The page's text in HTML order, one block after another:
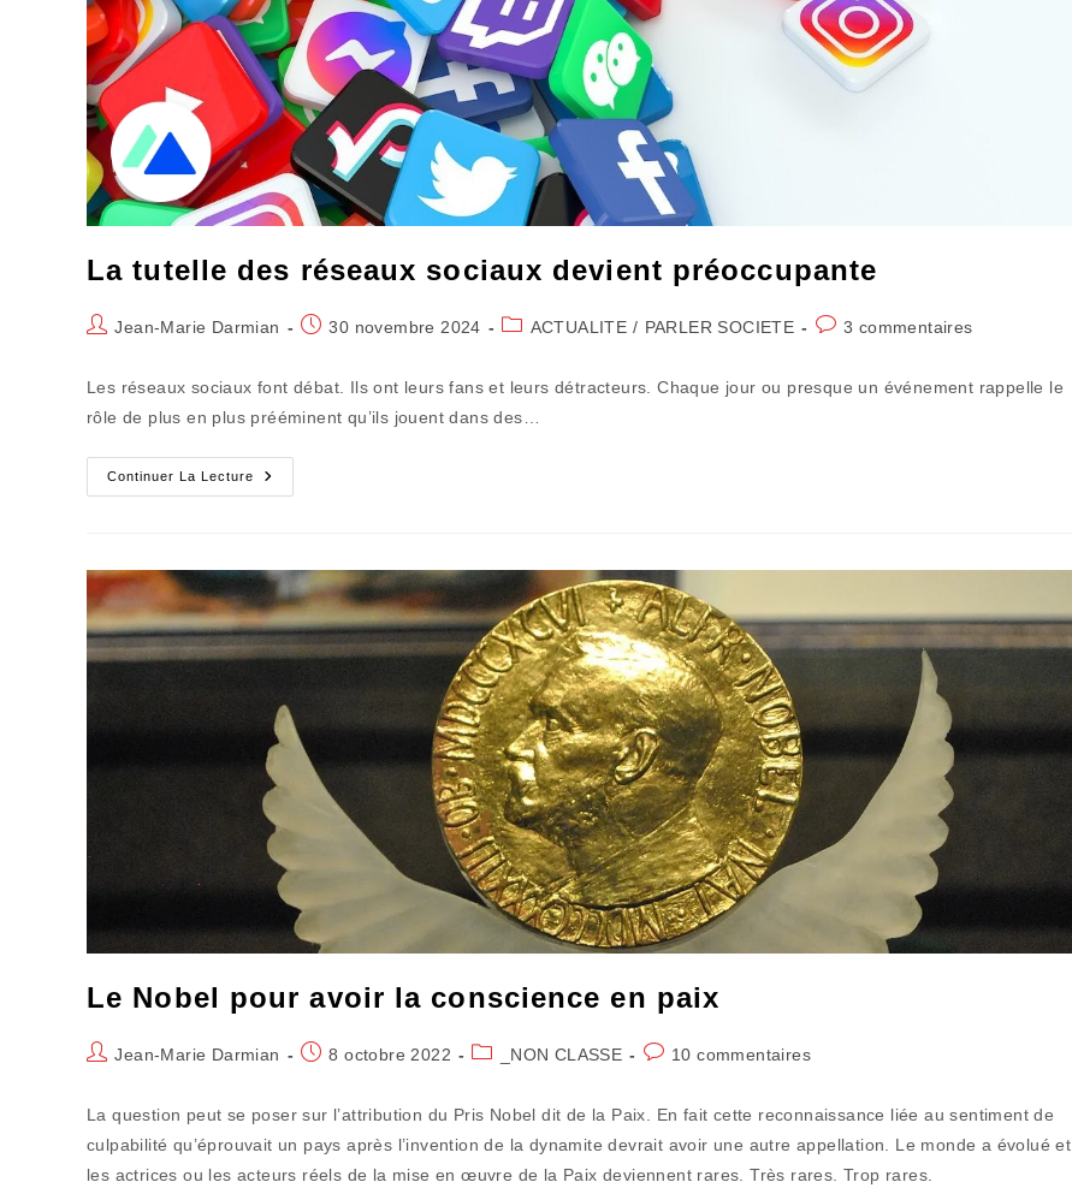
La tutelle des réseaux sociaux devient préoccupante
Auteur/autrice
Jean-Marie Darmian
Publication
30 novembre 2024
PostACTUALITE / PARLER SOCIETE
Commentaires
publication :
3 commentaires
Les réseaux sociaux font débat. Ils ont leurs fans et leurs détracteurs. Chaque jour ou presque un événement rappelle le
rôle de plus en plus prééminent qu’ils jouent dans des…
Continuer La Lecture
La
Tutelle
Préoccupante
Le Nobel pour avoir la conscience en paix
Auteur/autrice
publication :
Jean-Marie Darmian
Publication
8 octobre 2022
Post
_NON CLASSE
Commentaires
10 commentaires
La question peut se poser sur l’attribution du Pris Nobel dit de la Paix. En fait cette reconnaissance liée au sentiment de
culpabilité qu’éprouvait un pays après l’invention de la dynamite devrait avoir une autre appellation. Le monde a évolué et
les actrices ou les acteurs réels de la mise en œuvre de la Paix deviennent rares. Très rares. Trop rares.